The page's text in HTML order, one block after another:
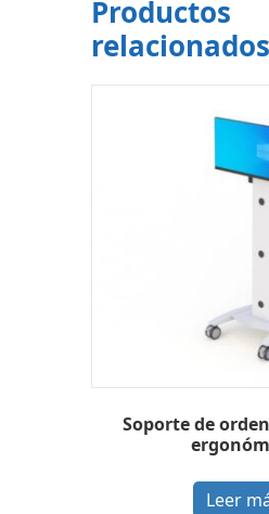
Productos
relacionados
Soporte de
Leer